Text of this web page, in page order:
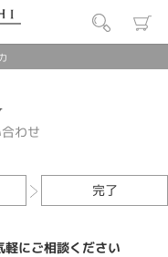
わせ
完了
にご相談ください